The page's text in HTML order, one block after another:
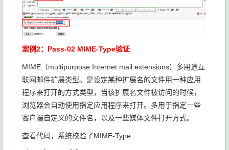
案例2：Pass-02 MIME-Type验证
MIME（multipurpose Internet mail extensions）多用途互
联网邮件扩展类型。是设定某种扩展名的文件用一种应用
程序来打开的方式类型，当该扩展名文件被访问的时候，
浏览器会自动使用指定应用程序来打开。多用于指定一些
客户端自定义的文件名，以及一些媒体文件打开方式。
查看代码，系统校验了MIME-Type